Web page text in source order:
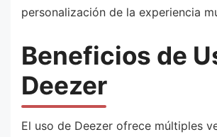
personalización de la experiencia
Beneficios de
Deezer
El uso de Deezer ofrece múltiples